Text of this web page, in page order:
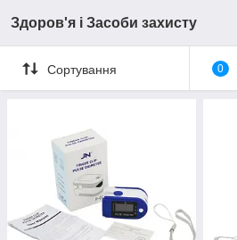
Здоров'я і Засоби захисту
Сортування 0